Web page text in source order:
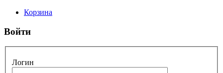
Корзина
Войти
Логин